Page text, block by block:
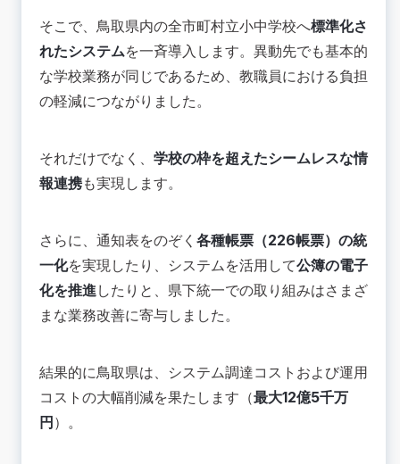
そこで、鳥取県内の全市町村立小中学校へ標準化さ
れたシステムを一斉導入します。異動先でも基本的
な学校業務が同じであるため、教職員における負担
の軽減につながりました。
それだけでなく、 学校の枠を超えたシームレスな情
報連携も実現します。
さらに、通知表をのぞく 各種帳票（226帳票）の統
一化を実現したり、システムを活用して公簿の電子
化を推進したりと、県下統一での取り組みはさまざ
まな業務改善に寄与しました。
結果的に鳥取県は、システム調達コストおよび運用
コストの大幅削減を果たします（最大12億5千万
円 ）。